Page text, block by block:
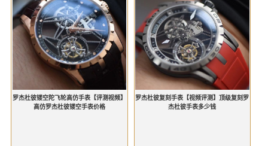
罗杰杜彼镂空陀飞轮高仿手表【评测视频】
高仿罗杰杜彼镂空手表价格
罗杰杜彼复刻手表【视频评测】顶级复刻罗
杰杜彼手表多少钱